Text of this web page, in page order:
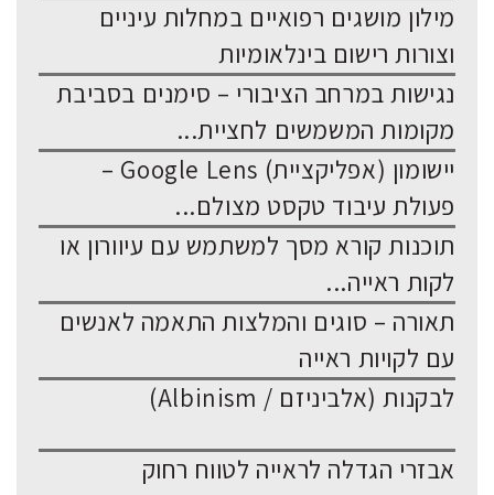
מילון מושגים רפואיים במחלות עיניים
וצורות רישום בינלאומיות
נגישות במרחב הציבורי – סימנים בסביבת
מקומות המשמשים לחציית...
יישומון (אפליקציית) Google Lens –
פעולת עיבוד טקסט מצולם...
תוכנות קורא מסך למשתמש עם עיוורון או
לקות ראייה...
תאורה – סוגים והמלצות התאמה לאנשים
עם לקויות ראייה
לבקנות (אלביניזם / Albinism)
אבזרי הגדלה לראייה לטווח רחוק